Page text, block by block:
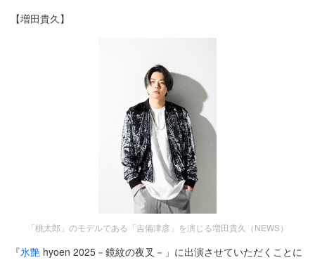
【増田貴久】
「桃太郎」のモデルである「吉備津彦」を演じる増田貴久（NEWS）
『氷艶 hyoen 2025－鏡紋の夜叉－」に出演させていただくことに